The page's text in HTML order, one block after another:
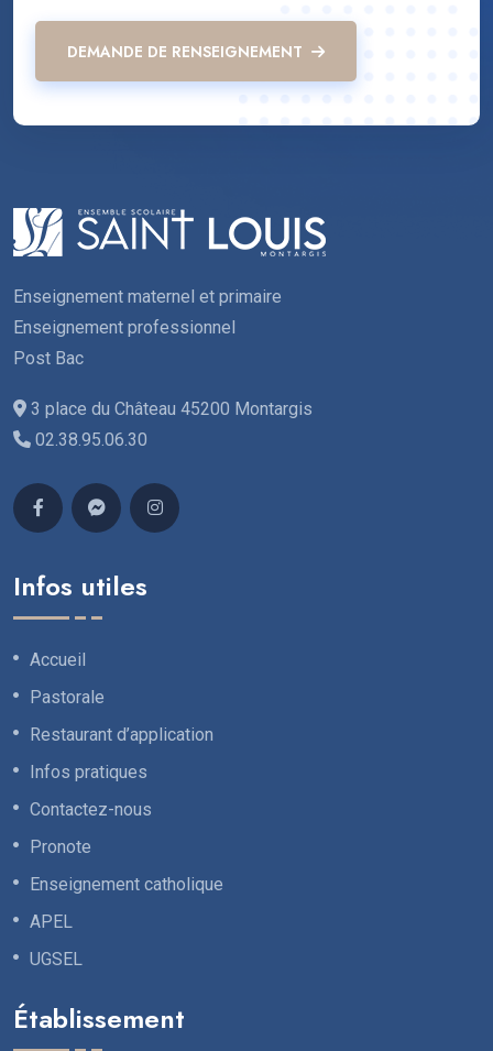
DEMANDE DE RENSEIGNEMENT
Enseignement maternel et primaire
Enseignement professionnel
Post Bac
3 place du Château 45200 Montargis
02.38.95.06.30
Infos utiles
Accueil
Pastorale
Restaurant d’application
Infos pratiques
Contactez-nous
Pronote
Enseignement catholique
APEL
UGSEL
Établissement